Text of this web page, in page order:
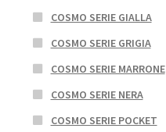
COSMO SERIE GIALLA
COSMO SERIE GRIGIA
COSMO SERIE MARRONE
COSMO SERIE NERA
COSMO SERIE POCKET